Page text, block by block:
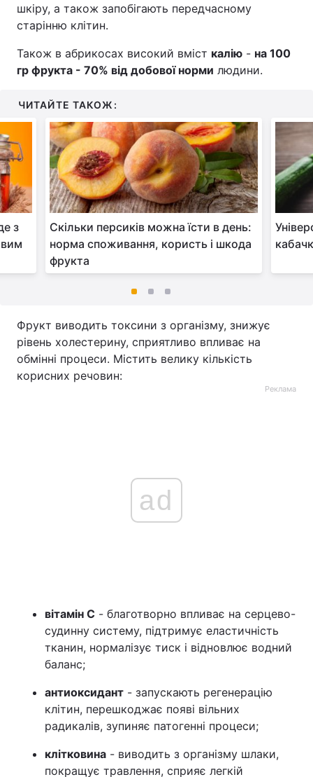
шкіру, а також запобігають передчасному
старінню клітин.
Також в абрикосах високий вміст калію - на 100
гр фрукта - 70% від добової норми людини.
ЧИТАЙТЕ ТАКОЖ:
з
Скільки персиків можна їсти в день:
норма споживання, користь і шкода
фрукта
Фрукт виводить токсини з організму, знижує
рівень холестерину, сприятливо впливає на
обмінні процеси. Містить велику кількість
корисних речовин:
Реклама
ad
вітамін С - благотворно впливає на серцево-
судинну систему, підтримує еластичність
тканин, нормалізує тиск і відновлює водний
баланс;
антиоксидант - запускають регенерацію
клітин, перешкоджає появі вільних
радикалів, зупиняє патогенні процеси;
клітковина - виводить з організму шлаки,
покращує травлення, сприяє легкій